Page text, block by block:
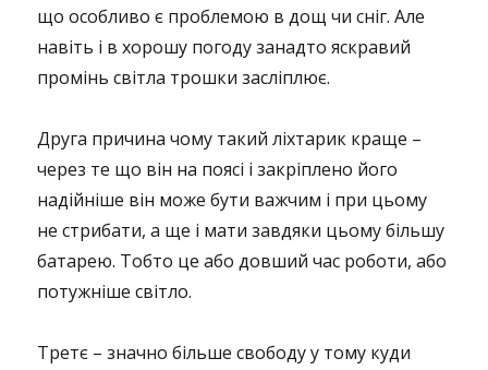
що особливо є проблемою в дощ чи сніг. Але
навіть і в хорошу погоду занадто яскравий
промінь світла трошки засліплює.
Друга причина чому такий ліхтарик краще –
через те що він на поясі і закріплено його
надійніше він може бути важчим і при цьому
не стрибати, а ще і мати завдяки цьому більшу
батарею. Тобто це або довший час роботи, або
потужніше світло.
Третє – значно більше свободу у тому куди